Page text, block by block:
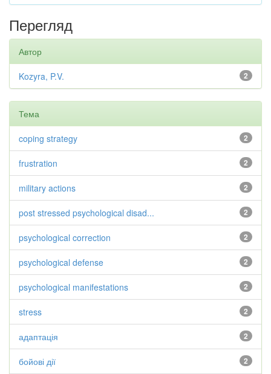
Перегляд
Автор
2
Kozyra, P.V.
Тема
2
coping strategy
2
frustration
2
military actions
2
post stressed psychological disad...
2
psychological correction
2
psychological defense
2
psychological manifestations
2
stress
2
адаптація
2
бойові дії